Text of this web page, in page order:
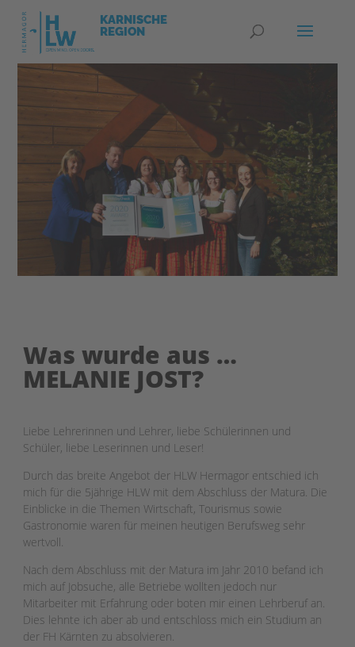
Was wurde aus …
MELANIE JOST?
Liebe Lehrerinnen und Lehrer, liebe Schülerinnen und
Schüler, liebe Leserinnen und Leser!
Durch das breite Angebot der HLW Hermagor entschied ich
mich für die 5jährige HLW mit dem Abschluss der Matura. Die
Einblicke in die Themen Wirtschaft, Tourismus sowie
Gastronomie waren für meinen heutigen Berufsweg sehr
wertvoll.
Nach dem Abschluss mit der Matura im Jahr 2010 befand ich
mich auf Jobsuche, alle Betriebe wollten jedoch nur
Mitarbeiter mit Erfahrung oder boten mir einen Lehrberuf an.
Dies lehnte ich aber ab und entschloss mich ein Studium an
der FH Kärnten zu absolvieren.